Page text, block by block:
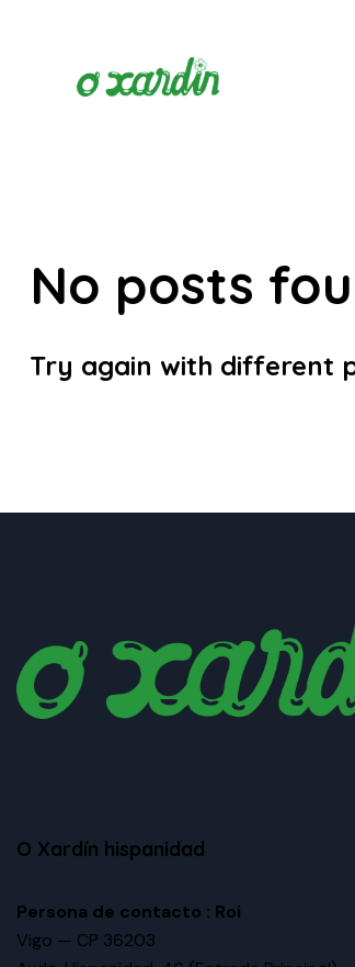
No posts
Try again with different
O Xardín hispanidad
Persona de contacto : Roi
Vigo — CP 36203